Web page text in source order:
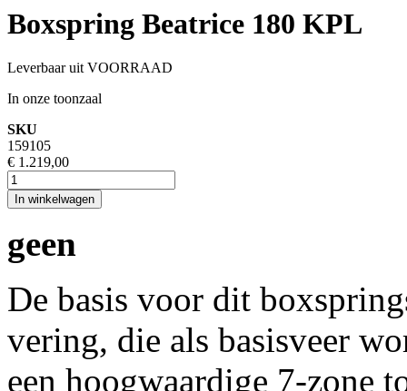
Boxspring Beatrice 180 KPL
Leverbaar uit VOORRAAD
In onze toonzaal
SKU
159105
€ 1.219,00
In winkelwagen
geen
De basis voor dit
vering, die als basisveer
een hoogwaardige 7-zone